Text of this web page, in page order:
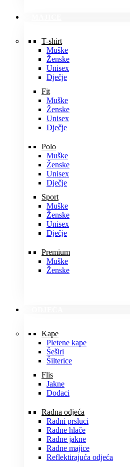
T-shirt
Muške
Ženske
Unisex
Dječje
Fit
Muške
Ženske
Unisex
Dječje
Polo
Muške
Ženske
Unisex
Dječje
Sport
Muške
Ženske
Unisex
Dječje
Premium
Muške
Ženske
Kape
Pletene kape
Šeširi
Šilterice
Flis
Jakne
Dodaci
Radna odjeća
Radni prsluci
Radne hlače
Radne jakne
Radne majice
Reflektirajuća odjeća